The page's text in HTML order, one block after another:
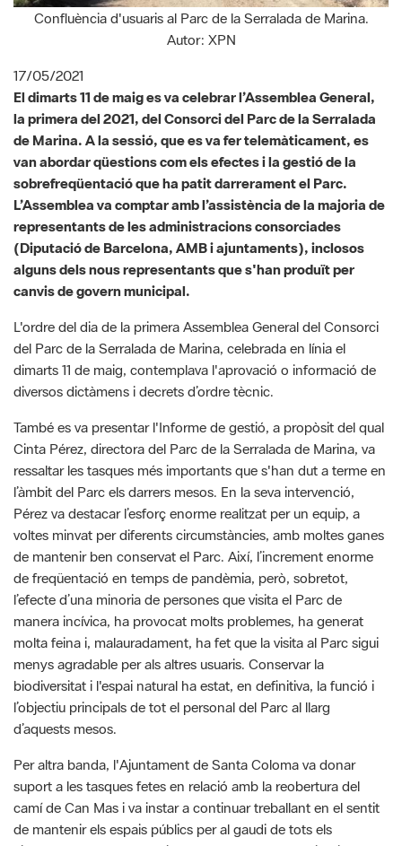
17/05/2021
El dimarts 11 de maig es va celebrar l’Assemblea General,
de Marina. A la sessió, que es va fer telemàticament, es
van abordar qüestions com els efectes i la gestió de la
sobrefreqüentació que ha patit darrerament el Parc.
L’Assemblea va comptar amb l’assistència de la majoria de
representants de les administracions consorciades
(Diputació de Barcelona, AMB i ajuntaments), inclosos
alguns dels nous representants que s'han produït per
canvis de govern municipal. ​​​​​​​
L'ordre del dia de la primera Assemblea General del Consorci
del Parc de la Serralada de Marina, celebrada en línia el
dimarts 11 de maig, contemplava l'aprovació o informació de
diversos dictàmens i decrets d’ordre tècnic.
També es va presentar l'Informe de gestió, a propòsit del qual
Cinta Pérez, directora del Parc de la Serralada de Marina, va
l’àmbit del Parc els darrers mesos. En la seva intervenció,
Pérez va destacar l’esforç enorme realitzat per un equip, a
voltes minvat per diferents circumstàncies, amb moltes ganes
de mantenir ben conservat el Parc. Així, l’increment enorme
de freqüentació en temps de pandèmia, però, sobretot,
l’efecte d’una minoria de persones que visita el Parc de
manera incívica, ha provocat molts problemes, ha generat
molta feina i, malauradament, ha fet que la visita al Parc sigui
menys agradable per als altres usuaris. Conservar la
biodiversitat i l'espai natural ha estat, en definitiva, la funció i
l’objectiu principals de tot el personal del Parc al llarg
d’aquests mesos.
Per altra banda, l'Ajuntament de Santa Coloma va donar
suport a les tasques fetes en relació amb la reobertura del
camí de Can Mas i va instar a continuar treballant en el sentit
de mantenir els espais públics per al gaudi de tots els
ciutadans. Al seu torn, l'Ajuntament de Montcada i Reixac va
intervenir per demanar ajuda a la Diputació de Barcelona per
poder entomar actuacions que possibilitin l'ordenació de